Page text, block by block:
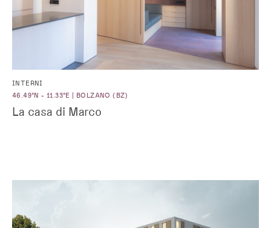
INTERNI
46.49°N - 11.33°E | BOLZANO (BZ)
La casa di Marco